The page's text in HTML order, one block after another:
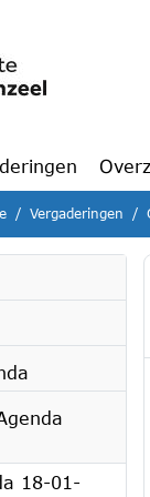
Vergaderingen
18-01-